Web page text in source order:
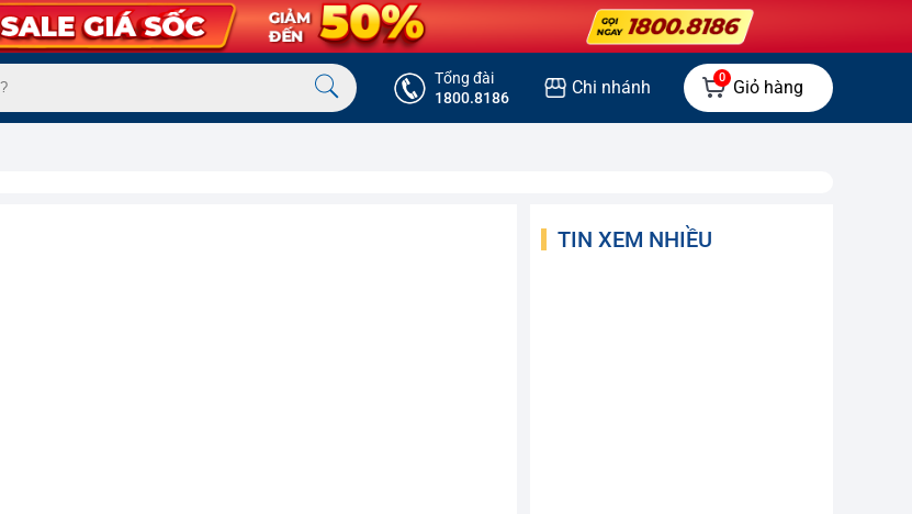
Tổng đài
1800.8186
Chi nhánh 0 Giỏ hàng
TIN XEM NHIỀU